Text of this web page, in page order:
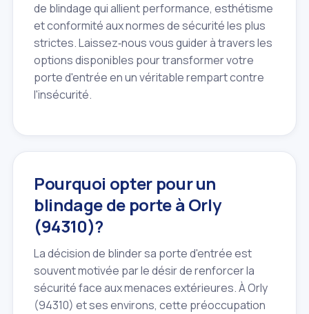
de blindage qui allient performance, esthétisme
et conformité aux normes de sécurité les plus
strictes. Laissez‑nous vous guider à travers les
options disponibles pour transformer votre
porte d'entrée en un véritable rempart contre
l'insécurité.
Pourquoi opter pour un
blindage de porte à Orly
(94310)?
La décision de blinder sa porte d'entrée est
souvent motivée par le désir de renforcer la
sécurité face aux menaces extérieures. À Orly
(94310) et ses environs, cette préoccupation